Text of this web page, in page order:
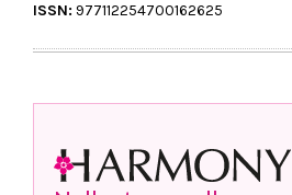
ISSN: 977112254700162625